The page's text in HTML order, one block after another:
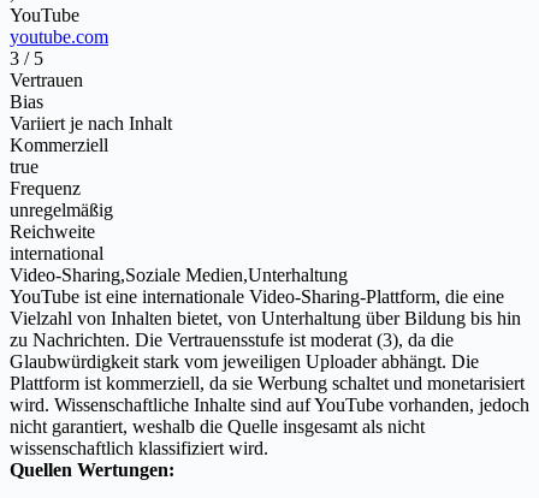
YouTube
youtube.com
3 / 5
Vertrauen
Bias
Variiert je nach Inhalt
Kommerziell
true
Frequenz
unregelmäßig
Reichweite
international
Video-Sharing,Soziale Medien,Unterhaltung
YouTube ist eine internationale Video-Sharing-Plattform, die eine
Vielzahl von Inhalten bietet, von Unterhaltung über Bildung bis hin
zu Nachrichten. Die Vertrauensstufe ist moderat (3), da die
Glaubwürdigkeit stark vom jeweiligen Uploader abhängt. Die
Plattform ist kommerziell, da sie Werbung schaltet und monetarisiert
wird. Wissenschaftliche Inhalte sind auf YouTube vorhanden, jedoch
nicht garantiert, weshalb die Quelle insgesamt als nicht
wissenschaftlich klassifiziert wird.
Quellen Wertungen: